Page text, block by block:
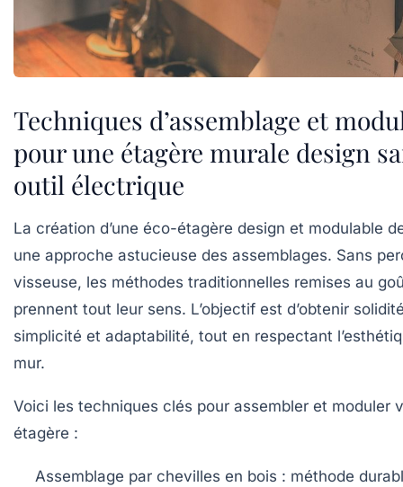
Techniques d’assemblage et
pour une étagère murale design
outil électrique
La création d’une éco-étagère design et modulable
une approche astucieuse des assemblages. Sans
visseuse, les méthodes traditionnelles remises au
prennent tout leur sens. L’objectif est d’obtenir
simplicité et adaptabilité, tout en respectant
mur.
Voici les techniques clés pour assembler et moduler
étagère :
Assemblage par chevilles en bois : méthode